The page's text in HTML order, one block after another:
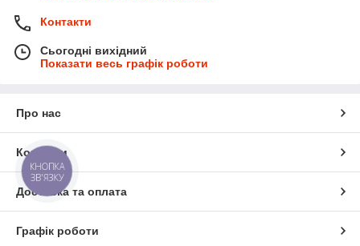
Контакти
Сьогодні вихідний
Показати весь графік роботи
Про нас
Контакти
Доставка та оплата
Графік роботи
КНОПКА
ЗВ'ЯЗКУ